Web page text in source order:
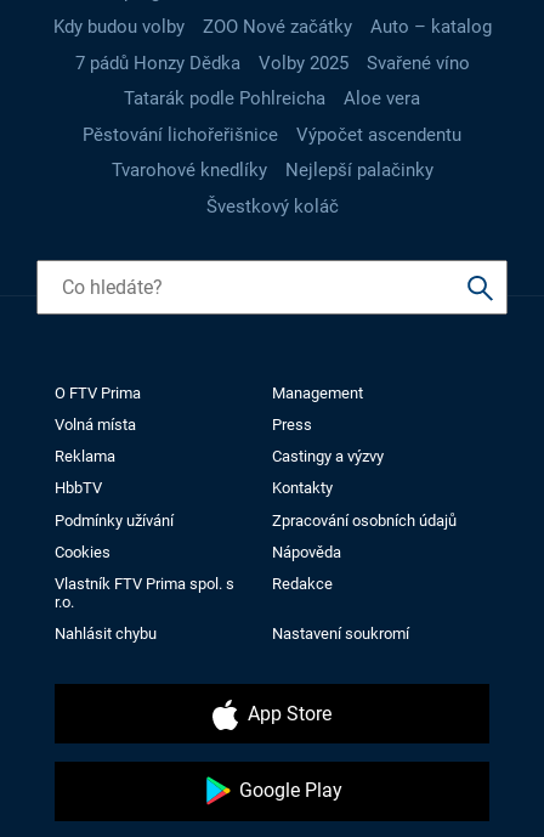
Kdy budou volby
ZOO Nové začátky
Auto – katalog
7 pádů Honzy Dědka
Volby 2025
Svařené víno
Tatarák podle Pohlreicha
Aloe vera
Pěstování lichořeřišnice
Výpočet ascendentu
Tvarohové knedlíky
Nejlepší palačinky
Švestkový koláč
O FTV Prima
Management
Volná místa
Press
Reklama
Castingy a výzvy
HbbTV
Kontakty
Podmínky užívání
Zpracování osobních údajů
Cookies
Nápověda
Vlastník FTV Prima spol. s
r.o.
Redakce
Nahlásit chybu Nastavení soukromí
App Store
Google Play